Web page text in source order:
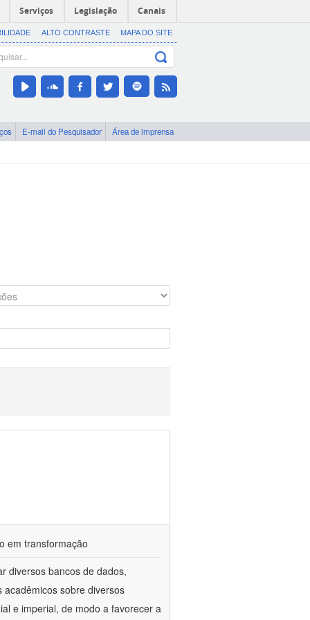
Serviços Legislação Canais
ALTO CONTRASTE MAPA DO SITE
E-mail do Pesquisador Área de imprensa
em transformação
diversos bancos de dados,
sobre diversos
e imperial, de modo a favorecer a